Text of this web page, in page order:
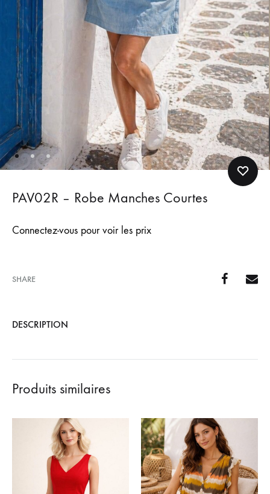
PAV02R – Robe Manches Courtes
Connectez-vous pour voir les prix
SHARE
DESCRIPTION
Produits similaires